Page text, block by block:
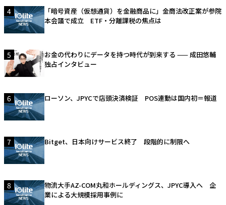
4
「暗号資産（仮想通貨）を金融商品に」金商法改正案が参院
本会議で成立 ETF・分離課税の焦点は
5
お金の代わりにデータを持つ時代が到来する —— 成田悠輔
独占インタビュー
6 ローソン、JPYCで店頭決済検証 POS連動は国内初＝報道
7 Bitget、日本向けサービス終了 段階的に制限へ
8
物流大手AZ-COM丸和ホールディングス、JPYC導入へ 企
業による大規模採用事例に